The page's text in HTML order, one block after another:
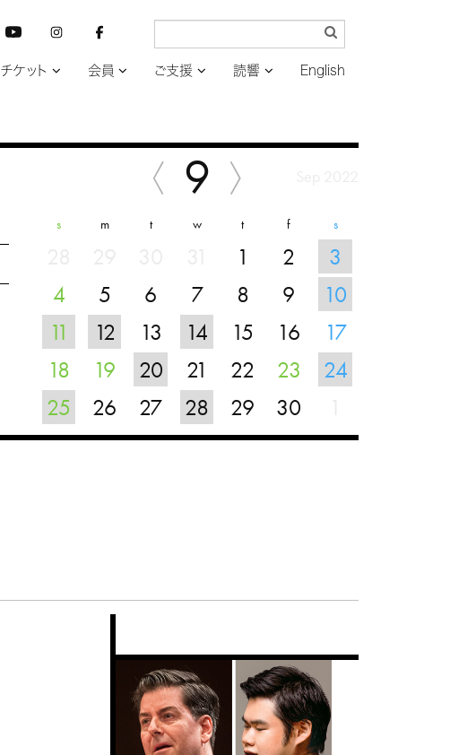
チケット 会員 ご支援 読響 English
9
s m t w t f s
1 2
3
4
5 6 7 8 9
10
11
12 13 14 15 16
17
18
19 20 21 22 23
24
25
26 27 28 29 30